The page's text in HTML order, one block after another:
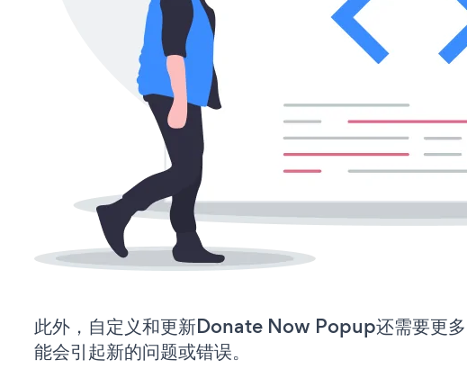
此外，自定义和更新Donate Now Popup还需要更
能会引起新的问题或错误。